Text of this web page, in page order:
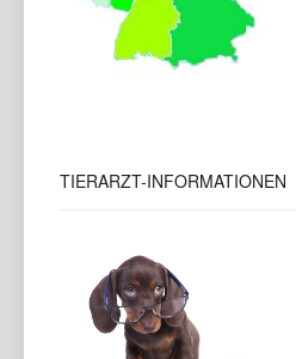
TIERARZT-INFORMATIONEN